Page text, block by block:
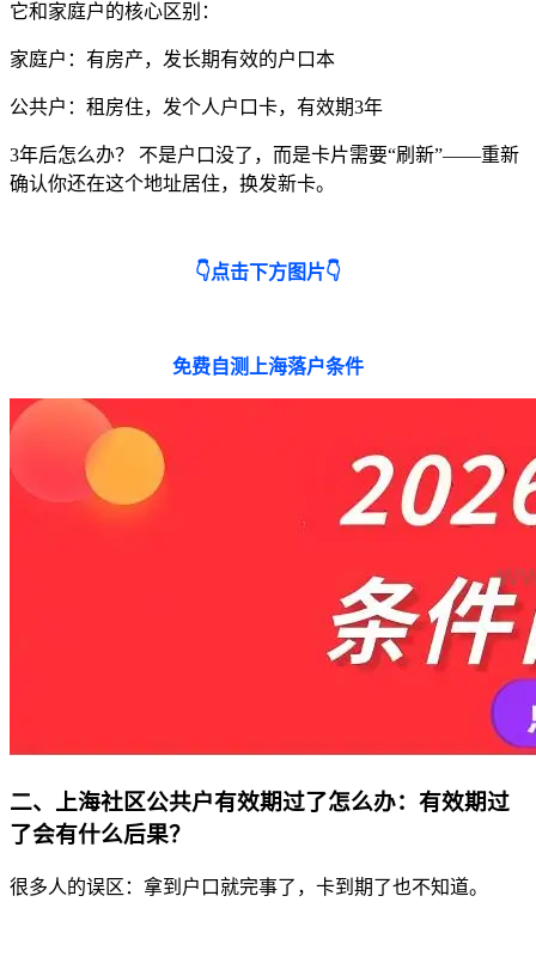
它和家庭户的核心区别：
家庭户：有房产，发长期有效的户口本
公共户：租房住，发个人户口卡，有效期3年
3年后怎么办？ 不是户口没了，而是卡片需要“刷新”——重新
确认你还在这个地址居住，换发新卡。
👇点击下方图片👇
免费自测上海落户条件
二、上海社区公共户有效期过了怎么办：有效期过
了会有什么后果？
很多人的误区：拿到户口就完事了，卡到期了也不知道。